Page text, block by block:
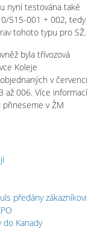
nyní testována také
515-001 + 002, tedy
tohoto typu pro SŽ.
byla třívozová
Koleje
v červenci
až 006. Více informací
v ŽM
předány zákazníkovi
Kanady